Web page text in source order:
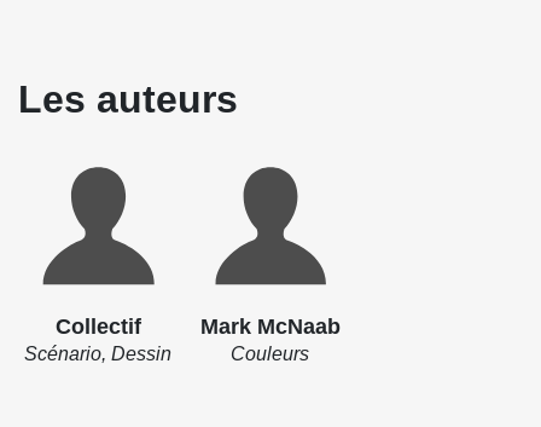
Les auteurs
Collectif
Scénario, Dessin
Mark McNaab
Couleurs